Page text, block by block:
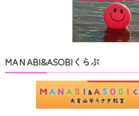
MAＮABI&ASOBIくらぶ